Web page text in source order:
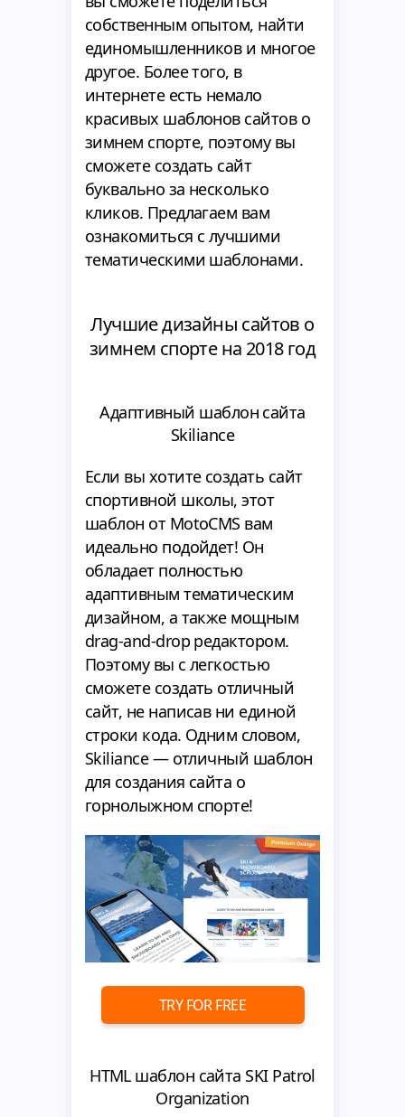
собственным опытом, найти
единомышленников и многое
другое. Более того, в
интернете есть немало
красивых шаблонов сайтов о
зимнем спорте, поэтому вы
сможете создать сайт
буквально за несколько
кликов. Предлагаем вам
ознакомиться с лучшими
тематическими шаблонами.
Лучшие дизайны сайтов о
зимнем спорте на 2018 год
Адаптивный шаблон сайта
Skiliance
Если вы хотите создать сайт
спортивной школы, этот
шаблон от MotoCMS вам
идеально подойдет! Он
обладает полностью
адаптивным тематическим
дизайном, а также мощным
drag-and-drop редактором.
Поэтому вы с легкостью
сможете создать отличный
сайт, не написав ни единой
строки кода. Одним словом,
Skiliance — отличный шаблон
для создания сайта о
горнолыжном спорте!
TRY FOR FREE
HTML шаблон сайта SKI Patrol
Organization